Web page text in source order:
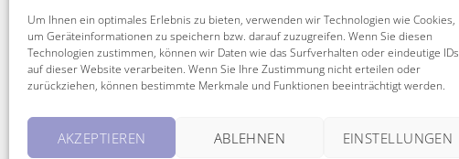
Um Ihnen ein optimales Erlebnis zu bieten, verwenden wir Technologien wie Cookies,
um Geräteinformationen zu speichern bzw. darauf zuzugreifen. Wenn Sie diesen
Technologien zustimmen, können wir Daten wie das Surfverhalten oder eindeutige IDs
auf dieser Website verarbeiten. Wenn Sie Ihre Zustimmung nicht erteilen oder
zurückziehen, können bestimmte Merkmale und Funktionen beeinträchtigt werden.
AKZEPTIEREN ABLEHNEN EINSTELLUNGEN
Fax:+43 (0) 7942 / 77832-14
E-Mail: office@katharinen-apotheke.at